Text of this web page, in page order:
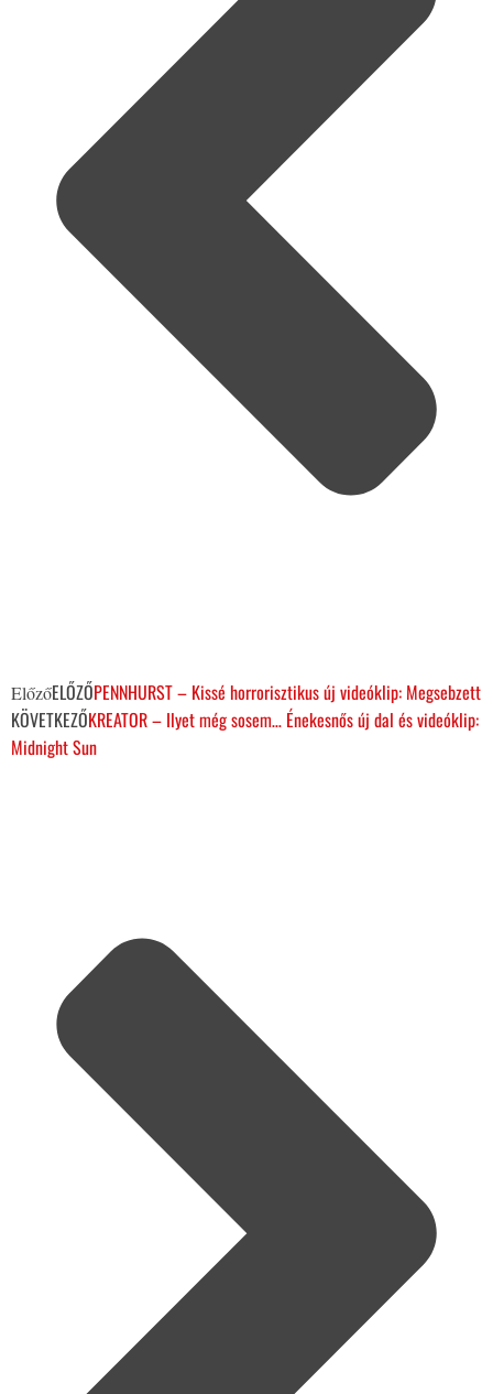
ElőzőELŐZŐPENNHURST – Kissé horrorisztikus új videóklip: Megsebzett
KÖVETKEZŐKREATOR – Ilyet még sosem… Énekesnős új dal és videóklip:
Midnight Sun